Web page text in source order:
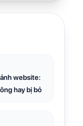
website:
hay bị bỏ